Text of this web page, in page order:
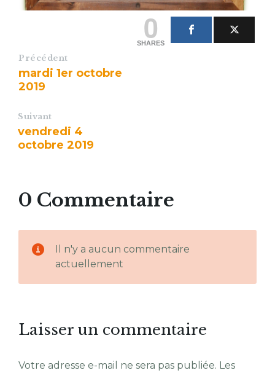
0
SHARES
Précédent
mardi 1er octobre
2019
Suivant
vendredi 4
octobre 2019
0 Commentaire
Il n'y a aucun commentaire
actuellement
Laisser un commentaire
Votre adresse e-mail ne sera pas publiée. Les